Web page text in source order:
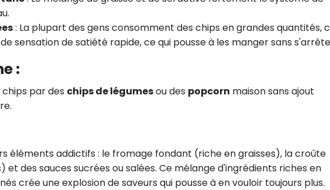
: La plupart des gens consomment des chips en grandes quantités,
sensation de satiété rapide, ce qui pousse à les manger sans
:
par des chips de légumesou des popcorn maison sans ajout
éléments addictifs : le fromage fondant (riche en graisses), la croûte
et des sauces sucrées ou salées. Ce mélange d'ingrédients riches en
crée une explosion de saveurs qui pousse à en vouloir toujours plus.